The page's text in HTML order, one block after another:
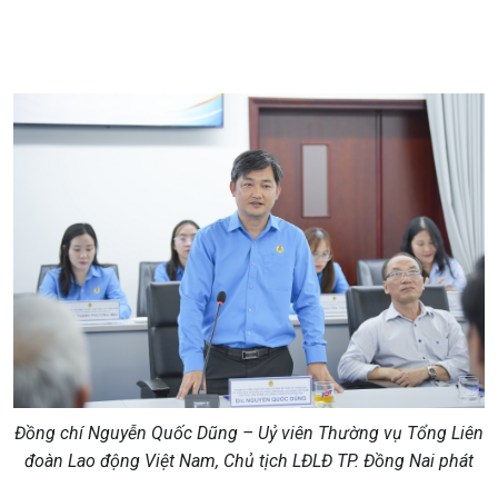
Đồng chí Nguyễn Quốc Dũng – Uỷ viên Thường vụ Tổng Liên
đoàn Lao động Việt Nam, Chủ tịch LĐLĐ TP. Đồng Nai phát